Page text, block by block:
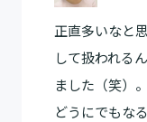
正直多いなと
して扱われる
ました（笑）
どうにでもな